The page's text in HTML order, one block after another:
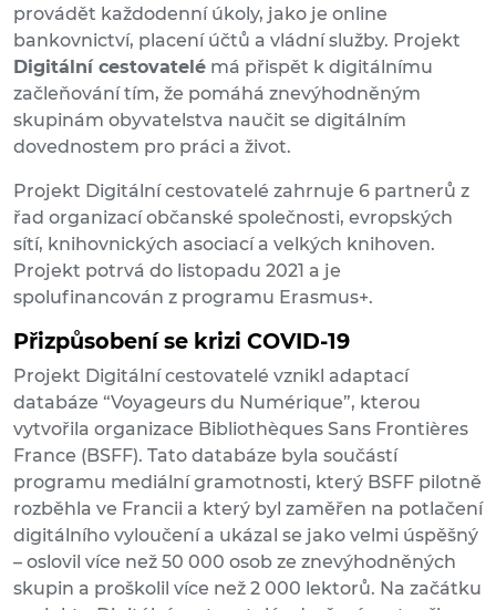
provádět každodenní úkoly, jako je online
bankovnictví, placení účtů a vládní služby. Projekt
Digitální cestovatelé má přispět k digitálnímu
začleňování tím, že pomáhá znevýhodněným
skupinám obyvatelstva naučit se digitálním
dovednostem pro práci a život.
Projekt Digitální cestovatelé zahrnuje 6 partnerů z
řad organizací občanské společnosti, evropských
sítí, knihovnických asociací a velkých knihoven.
Projekt potrvá do listopadu 2021 a je
spolufinancován z programu Erasmus+.
Přizpůsobení se krizi COVID-19
Projekt Digitální cestovatelé vznikl adaptací
databáze “Voyageurs du Numérique”, kterou
vytvořila organizace Bibliothèques Sans Frontières
France (BSFF). Tato databáze byla součástí
programu mediální gramotnosti, který BSFF pilotně
rozběhla ve Francii a který byl zaměřen na potlačení
digitálního vyloučení a ukázal se jako velmi úspěšný
– oslovil více než 50 000 osob ze znevýhodněných
skupin a proškolil více než 2 000 lektorů. Na začátku